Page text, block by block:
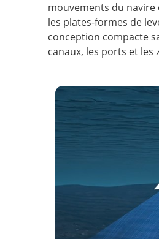
mouvements du navire
les plates-formes de
conception compacte
canaux, les ports et les